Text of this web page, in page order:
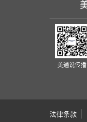
美通说传播
法律条款